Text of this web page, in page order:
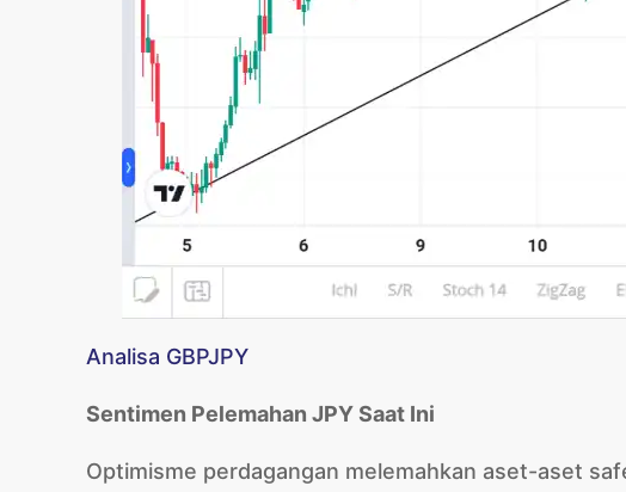
Analisa GBPJPY
Sentimen Pelemahan JPY Saat Ini
Optimisme perdagangan melemahkan aset-aset